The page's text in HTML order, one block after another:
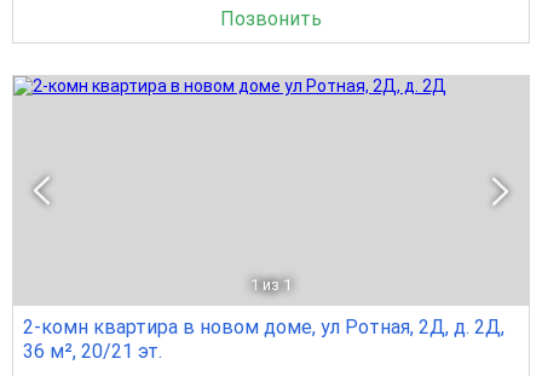
Позвонить
1 из 1
2-комн квартира в новом доме, ул Ротная, 2Д, д. 2Д,
36 м², 20/21 эт.